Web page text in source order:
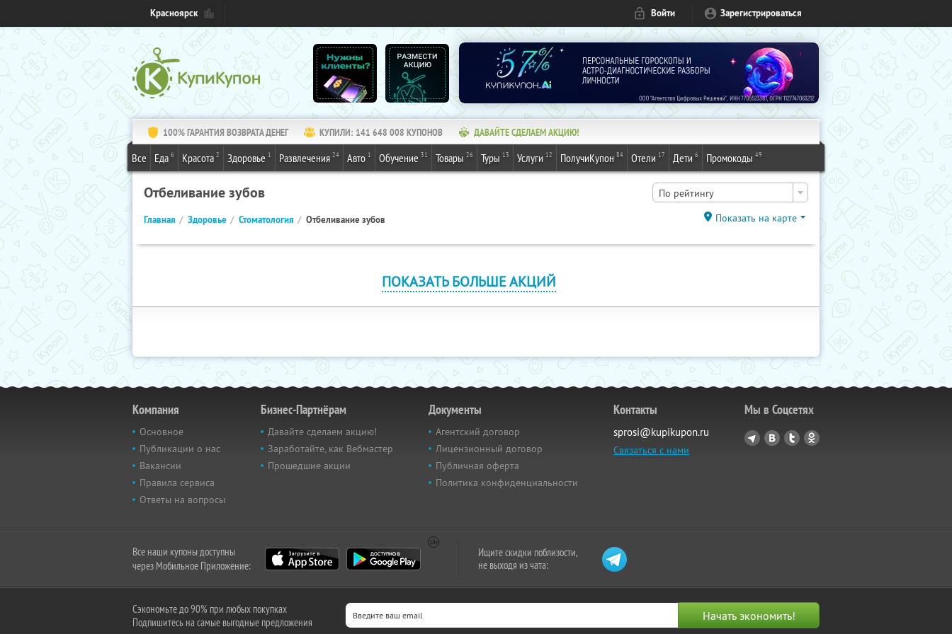
Красноярск Войти Зарегистрироваться
100% ГАРАНТИЯ ВОЗВРАТА ДЕНЕГ КУПИЛИ: 141 648 008 КУПОНОВ ДАВАЙТЕ СДЕЛАЕМ АКЦИЮ!
Все Еда 6 Красота 2 Здоровье 1 Развлечения 24 Авто 1 Обучение 31 Товары 26 Туры 13 Услуги 12 ПолучиКупон 84 Отели 17 Дети 6 Промокоды 49
Отбеливание зубов По рейтингу
Главная Здоровье Стоматология Отбеливание зубов Показать на карте
ПОКАЗАТЬ БОЛЬШЕ АКЦИЙ
Компания
Основное
Публикации о нас
Вакансии
Правила сервиса
Ответы на вопросы
Бизнес-Партнёрам
Давайте сделаем акцию!
Заработайте, как Вебмастер
Прошедшие акции
Документы
Агентский договор
Лицензионный договор
Публичная оферта
Политика конфиденциальности
Контакты
sprosi@kupikupon.ru
Связаться с нами
Мы в Соцсетях
Все наши купоны доступны
через Мобильное Приложение:
Ищите скидки поблизости,
не выходя из чата:
Сэкономьте до 90% при любых покупках
Подпишитесь на самые выгодные предложения